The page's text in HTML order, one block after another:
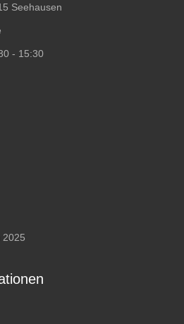
Seehausen
- 15:30
2025